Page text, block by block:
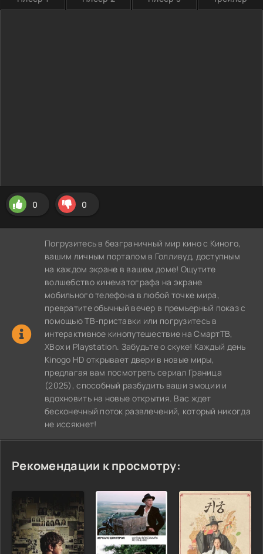
0 0
Погрузитесь в безграничный мир кино с Киного,
вашим личным порталом в Голливуд, доступным
на каждом экране в вашем доме! Ощутите
волшебство кинематографа на экране
мобильного телефона в любой точке мира,
превратите обычный вечер в премьерный показ с
помощью ТВ-приставки или погрузитесь в
интерактивное кинопутешествие на СмартТВ,
XBox и Playstation. Забудьте о скуке! Каждый день
Kinogo HD открывает двери в новые миры,
предлагая вам посмотреть сериал Граница
(2025), способный разбудить ваши эмоции и
вдохновить на новые открытия. Вас ждет
бесконечный поток развлечений, который никогда
не иссякнет!
Рекомендации к просмотру: